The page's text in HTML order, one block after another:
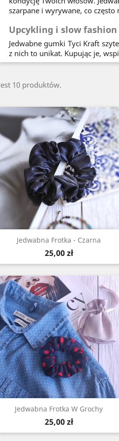
szarpane i wyrywane, co
Upcykling i slow fashion
Jedwabne gumki Tyci Kraft
z nich to unikat. Kupując je,
10 produktów.
Jedwabna Frotka - Czarna
Cena
25,00 zł
Szybki podgląd
Jedwabna Frotka W Grochy
Cena
25,00 zł
Szybki podgląd